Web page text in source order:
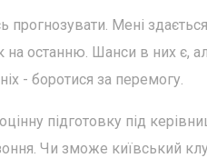
Мені
останню. Шанси в них є,
- боротися за перемогу.
підготовку під
Чи зможе київський